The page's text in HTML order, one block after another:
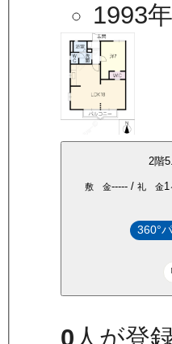
1993
2階
敷 金----- /礼 金1
360°
0人が登